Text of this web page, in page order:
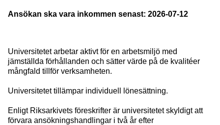
Ansökan ska vara inkommen senast: 2026-07-12
Universitetet arbetar aktivt för en arbetsmiljö med
jämställda förhållanden och sätter värde på de kvalitéer
mångfald tillför verksamheten.
Universitetet tillämpar individuell lönesättning.
Enligt Riksarkivets föreskrifter är universitetet skyldigt att
förvara ansökningshandlingar i två år efter